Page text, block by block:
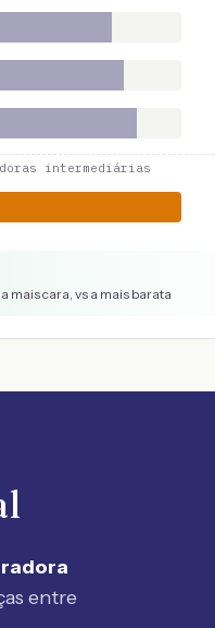
intermediárias
mais cara, vs a mais barata
entre